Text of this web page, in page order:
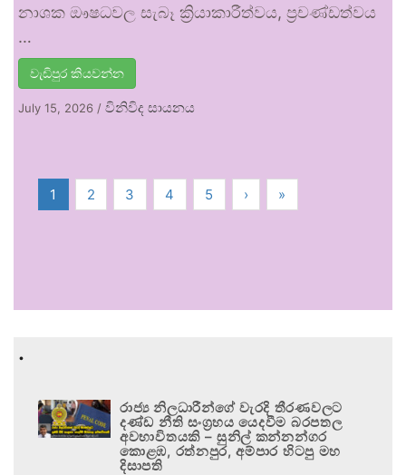
නාශක ඖෂධවල සැබෑ ක්‍රියාකාරීත්වය, ප්‍රචණ්ඩත්වය
…
වැඩිපුර කියවන්න
July 15, 2026 / විනිවිද සායනය
1 2 3 4 5 › »
.
රාජ්‍ය නිලධාරීන්ගේ වැරදි තීරණවලට
දණ්ඩ නීති සංග්‍රහය යෙදවීම බරපතල
අවභාවිතයකි – සුනිල් කන්නන්ගර
කොළඹ, රත්නපුර, අම්පාර හිටපු මහ
දිසාපති